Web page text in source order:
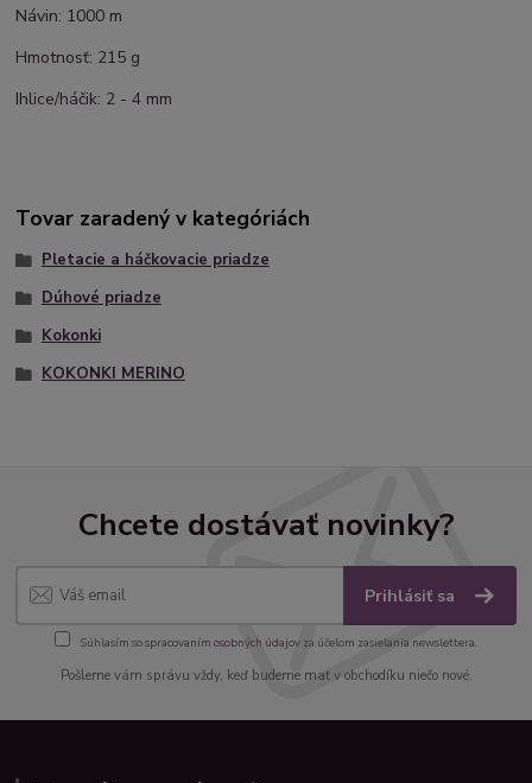
Návin: 1000 m
Hmotnosť: 215 g
Ihlice/háčik: 2 - 4 mm
Tovar zaradený v kategóriách
Pletacie a háčkovacie priadze
Dúhové priadze
Kokonki
KOKONKI MERINO
Chcete dostávať novinky?
Prihlásiť sa
Súhlasím sospracovaním osobných údajov za účelom zasielania newslettera.
Pošleme vám správu vždy, keď budeme mať v obchodíku niečo nové.